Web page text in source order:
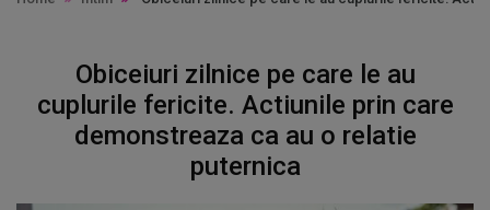
Obiceiuri zilnice pe care le au
cuplurile fericite. Actiunile prin care
demonstreaza ca au o relatie
puternica